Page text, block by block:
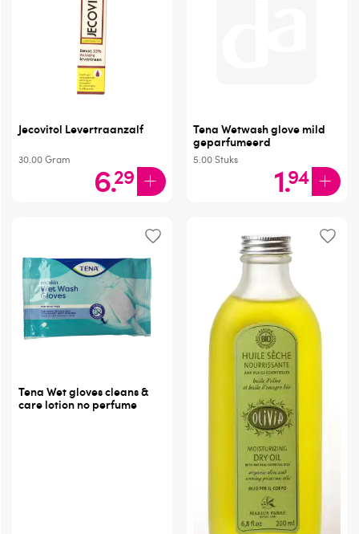
Jecovitol Levertraanzalf
30.00Gram 6.29
Tena Wetwash glove mild
geparfumeerd
5.00Stuks 1.94
Tena Wet gloves cleans &
care lotion no perfume